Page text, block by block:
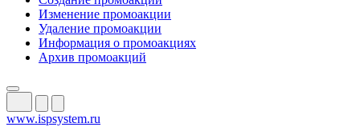
Изменение промоакции
Удаление промоакции
Информация о промоакциях
Архив промоакций
www.ispsystem.ru